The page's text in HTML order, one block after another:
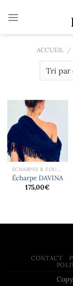
ACCUEIL /
ECHARPES & FOULARDS
Écharpe DAVINA
175,00€
CONTACT